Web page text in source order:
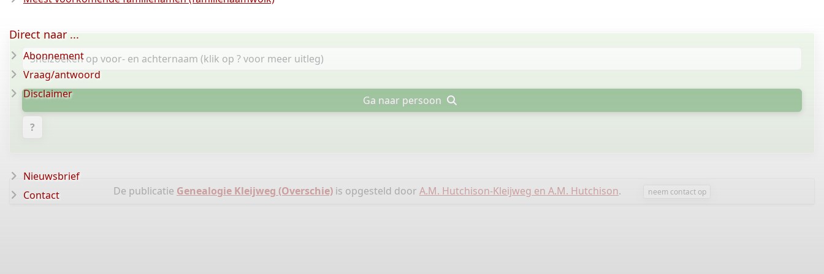
Ga naar persoon
?
De publicatie Genealogie Kleijweg (Overschie)is opgesteld door A.M. Hutchison-Kleijweg en A.M. Hutchison. neem contact op
Direct naar ...
Abonnement
Vraag/antwoord
Disclaimer
Nieuwsbrief
Contact